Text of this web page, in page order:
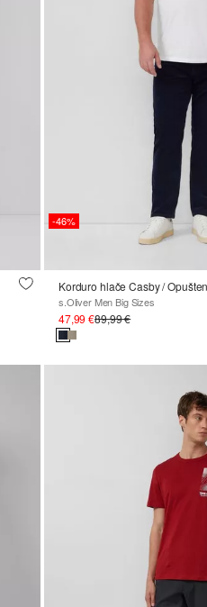
-46%
s.Oliver Men Big Sizes
47,99 €89,99 €